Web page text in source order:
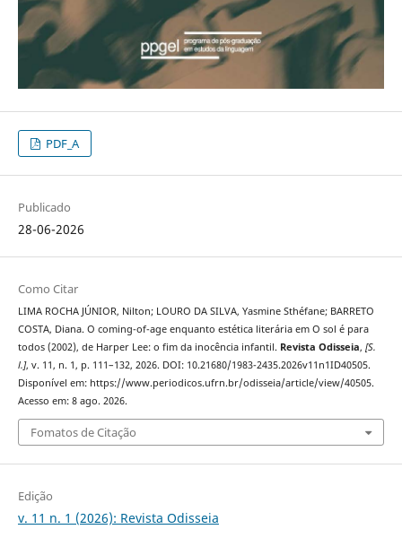
PDF_A
Publicado
28-06-2026
Como Citar
LIMA ROCHA JÚNIOR, Nilton; LOURO DA SILVA, Yasmine Sthéfane; BARRETO
COSTA, Diana. O coming-of-age enquanto estética literária em O sol é para
todos (2002), de Harper Lee: o fim da inocência infantil. Revista Odisseia, [S.
l.], v. 11, n. 1, p. 111–132, 2026. DOI: 10.21680/1983-2435.2026v11n1ID40505.
Disponível em: https://www.periodicos.ufrn.br/odisseia/article/view/40505.
Acesso em: 8 ago. 2026.
Fomatos de Citação
Edição
v. 11 n. 1 (2026): Revista Odisseia